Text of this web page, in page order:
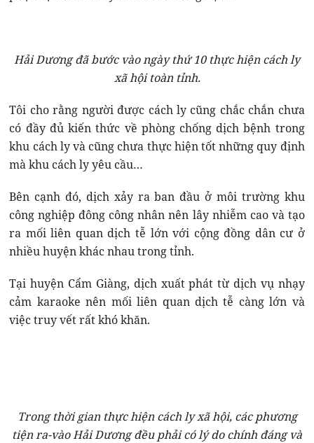
Hải Dương đã bước vào ngày thứ 10 thực hiện cách ly
xã hội toàn tỉnh.
Tôi cho rằng người được cách ly cũng chắc chắn chưa
có đầy đủ kiến thức về phòng chống dịch bệnh trong
khu cách ly và cũng chưa thực hiện tốt những quy định
mà khu cách ly yêu cầu…
Bên cạnh đó, dịch xảy ra ban đầu ở môi trường khu
công nghiệp đông công nhân nên lây nhiễm cao và tạo
ra mối liên quan dịch tễ lớn với cộng đồng dân cư ở
nhiều huyện khác nhau trong tỉnh.
Tại huyện Cẩm Giàng, dịch xuất phát từ dịch vụ nhạy
cảm karaoke nên mối liên quan dịch tễ càng lớn và
việc truy vết rất khó khăn.
Trong thời gian thực hiện cách ly xã hội, các phương
tiện ra-vào Hải Dương đều phải có lý do chính đáng và